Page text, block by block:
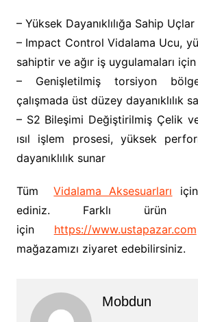
– Yüksek Dayanıklılığa Sahip Uçlar
– Impact Control Vidalama Ucu,
sahiptir ve ağır iş uygulamaları
– Genişletilmiş torsiyon
çalışmada üst düzey dayanıklılık
– S2 Bileşimi Değiştirilmiş Çelik
ısıl işlem prosesi, yüksek
dayanıklılık sunar
TümVidalama Aksesuarları
ediniz. Farklı ürün
için https://www.ustapazar.com
mağazamızı ziyaret edebilirsiniz.
Mobdun